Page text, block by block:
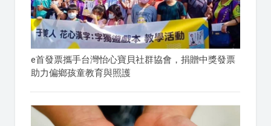
e首發票攜手台灣怡心寶貝社群協會，捐贈中獎發票
助力偏鄉孩童教育與照護